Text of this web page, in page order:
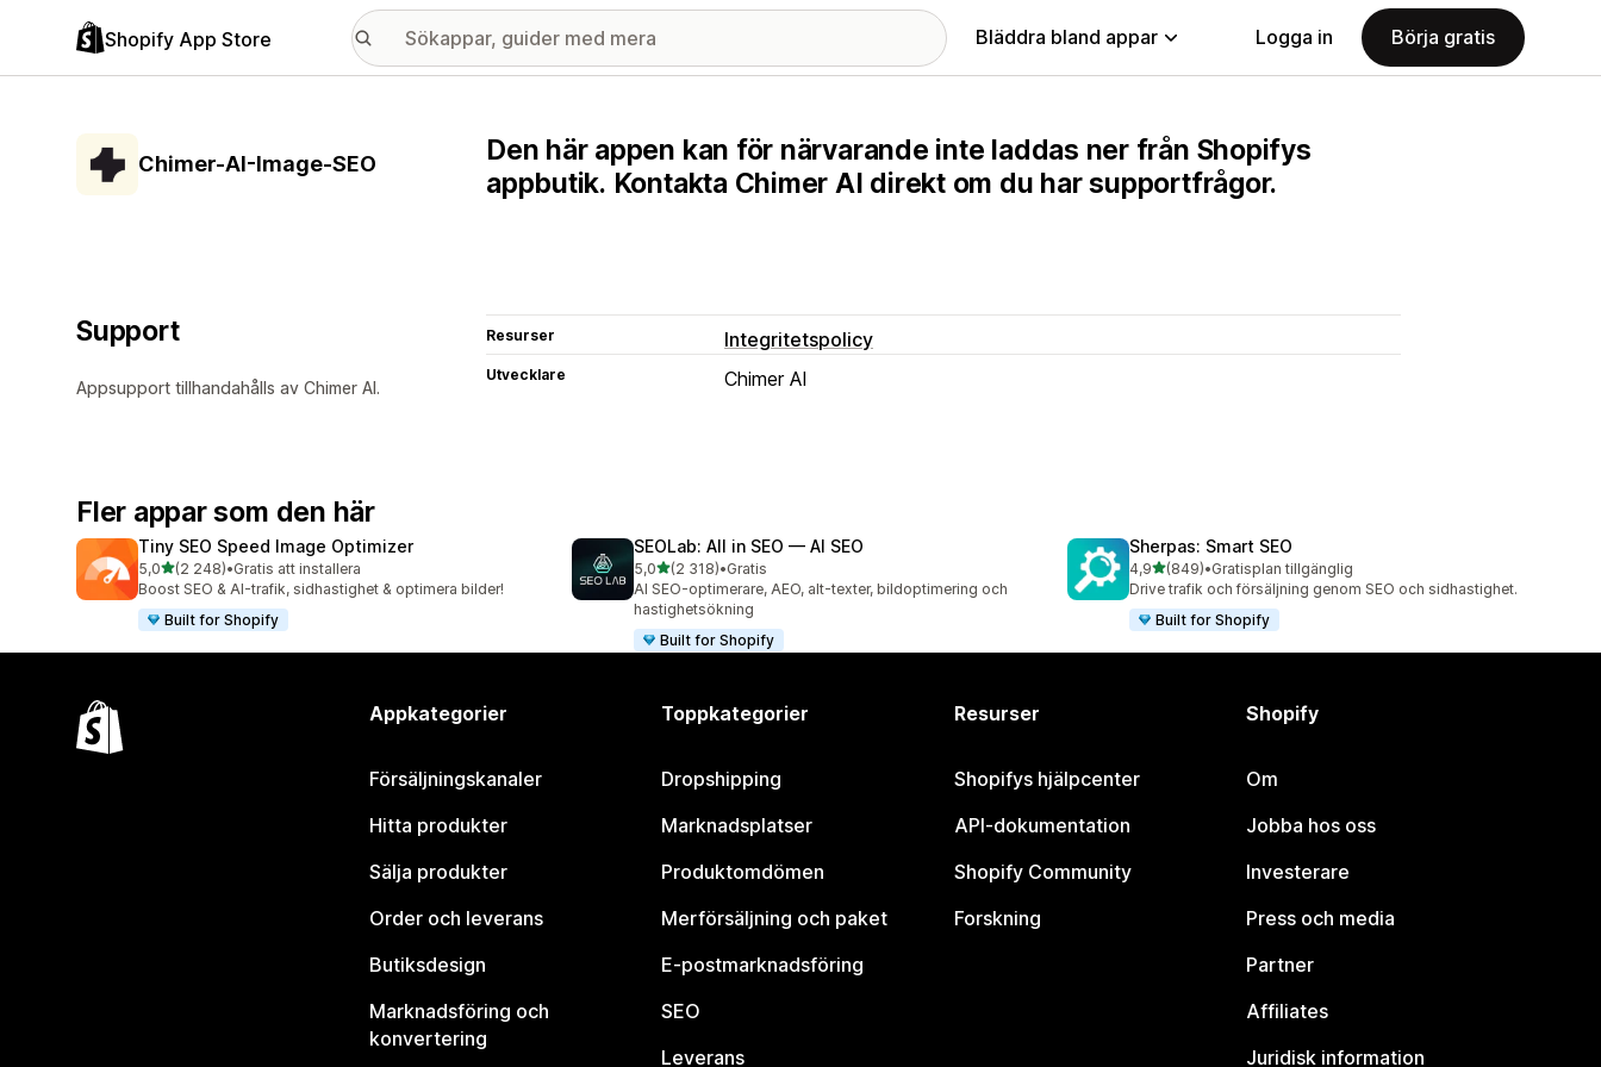
Shopify App Store Bläddra bland appar Logga in Börja gratis
Chimer-AI-Image-SEO
Den här appen kan för närvarande inte laddas ner från Shopifys
appbutik. Kontakta Chimer AI direkt om du har supportfrågor.
Support
Appsupport tillhandahålls av Chimer AI.
Resurser Integritetspolicy
Utvecklare Chimer AI
Fler appar som den här
Tiny SEO Speed Image Optimizer
5,0av 5 stjärnor
(2 248)
2248 recensioner totalt
•Gratis att installera
Boost SEO & AI-trafik, sidhastighet & optimera bilder!
Built for Shopify
SEOLab: All in SEO — AI SEO
5,0av 5 stjärnor
(2 318)
2318 recensioner totalt
•Gratis
AI SEO-optimerare, AEO, alt-texter, bildoptimering och
hastighetsökning
Built for Shopify
Sherpas: Smart SEO
4,9av 5 stjärnor
(849)
849 recensioner totalt
•Gratisplan tillgänglig
Drive trafik och försäljning genom SEO och sidhastighet.
Built for Shopify
Appkategorier
Försäljningskanaler
Hitta produkter
Sälja produkter
Order och leverans
Butiksdesign
Marknadsföring och
konvertering
Toppkategorier
Dropshipping
Marknadsplatser
Produktomdömen
Merförsäljning och paket
E-postmarknadsföring
SEO
Leverans
Resurser
Shopifys hjälpcenter
API-dokumentation
Shopify Community
Forskning
Shopify
Om
Jobba hos oss
Investerare
Press och media
Partner
Affiliates
Juridisk information